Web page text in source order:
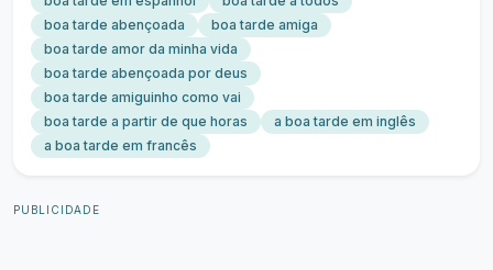
boa tarde abençoada
boa tarde amiga
boa tarde amor da minha vida
boa tarde abençoada por deus
boa tarde amiguinho como vai
boa tarde a partir de que horas
a boa tarde em inglês
a boa tarde em francês
PUBLICIDADE